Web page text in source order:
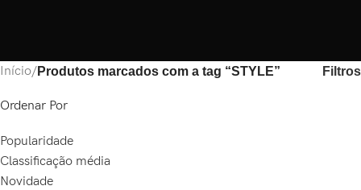
Início/Produtos marcados com a tag “STYLE” Filtros
Ordenar Por
Popularidade
Classificação média
Novidade